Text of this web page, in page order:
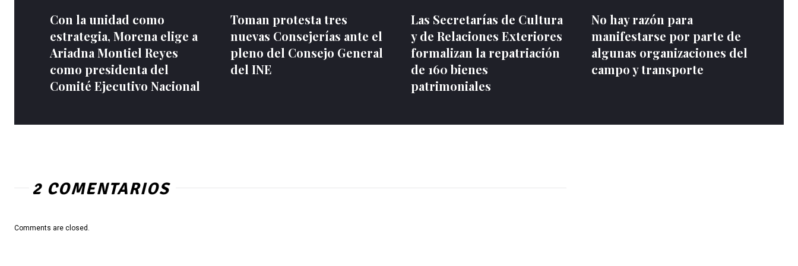
Con la unidad como
estrategia, Morena elige a
Ariadna Montiel Reyes
como presidenta del
Comité Ejecutivo Nacional
Toman protesta tres
nuevas Consejerías ante el
pleno del Consejo General
del INE
Las Secretarías de Cultura
y de Relaciones Exteriores
formalizan la repatriación
de 160 bienes
patrimoniales
No hay razón para
manifestarse por parte de
algunas organizaciones del
campo y transporte
2 COMENTARIOS
Comments are closed.